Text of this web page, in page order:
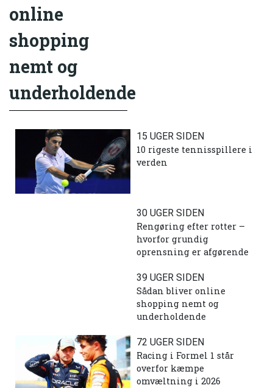
online
shopping
nemt og
underholdende
15 UGER SIDEN
10 rigeste tennisspillere i
verden
30 UGER SIDEN
Rengøring efter rotter –
hvorfor grundig
oprensning er afgørende
39 UGER SIDEN
Sådan bliver online
shopping nemt og
underholdende
72 UGER SIDEN
Racing i Formel 1 står
overfor kæmpe
omvæltning i 2026